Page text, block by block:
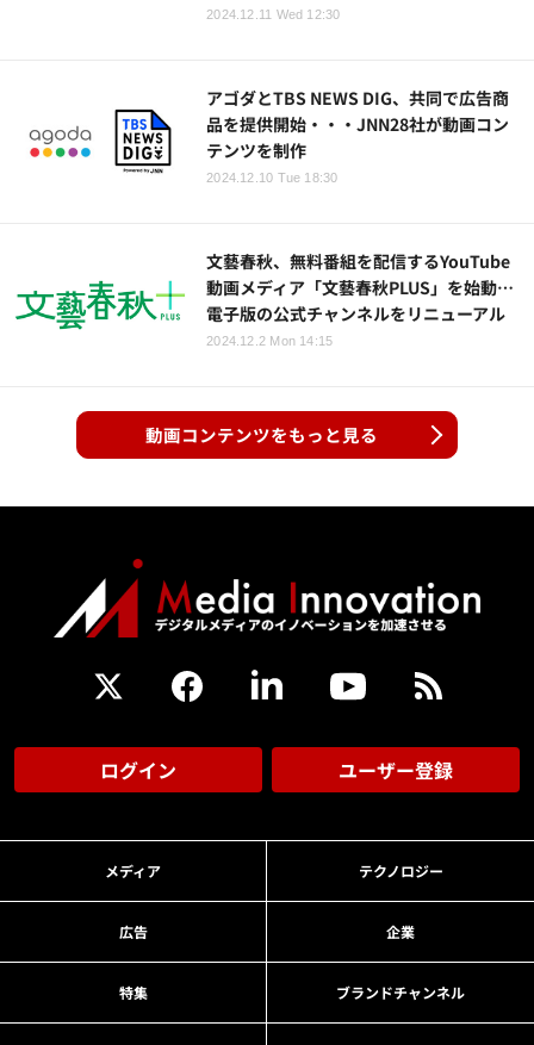
2024.12.11 Wed 12:30
アゴダとTBS NEWS DIG、共同で広告商
品を提供開始・・・JNN28社が動画コン
テンツを制作
2024.12.10 Tue 18:30
文藝春秋、無料番組を配信するYouTube
動画メディア「文藝春秋PLUS」を始動…
電子版の公式チャンネルをリニューアル
2024.12.2 Mon 14:15
動画コンテンツをもっと見る
ログイン ユーザー登録
メディア テクノロジー
広告 企業
特集 ブランドチャンネル